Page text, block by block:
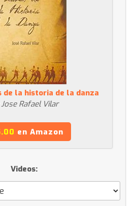
de la historia de la danza
Rafael Vilar
en Amazon
Videos: